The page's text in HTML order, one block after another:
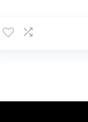
Lange Mouwen
Romper